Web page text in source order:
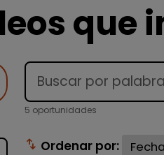
que
5 oportunidades
swap_vert Ordenar por: